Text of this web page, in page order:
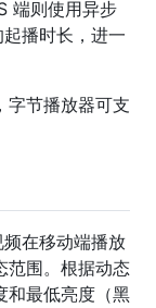
端则使用异步
播时长，进一
字节播放器可支
在移动端播放
范围。根据动态
和最低亮度（黑